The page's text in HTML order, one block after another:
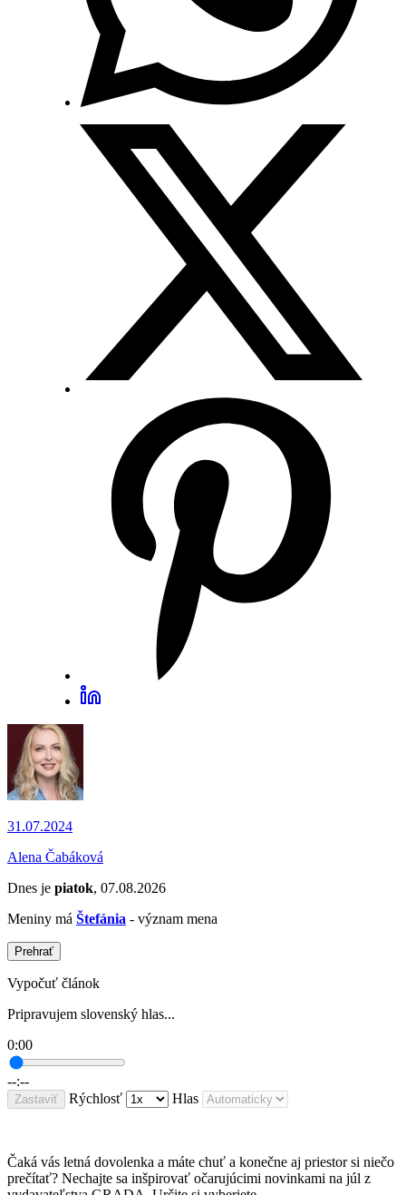
31.07.2024
Alena Čabáková
Dnes je piatok, 07.08.2026
Meniny má Štefánia - význam mena
Prehrať
Vypočuť článok
Pripravujem slovenský hlas...
0:00
--:--
Zastaviť Rýchlosť Hlas
Čaká vás letná dovolenka a máte chuť a konečne aj priestor si niečo
prečítať? Nechajte sa inšpirovať očarujúcimi novinkami na júl z